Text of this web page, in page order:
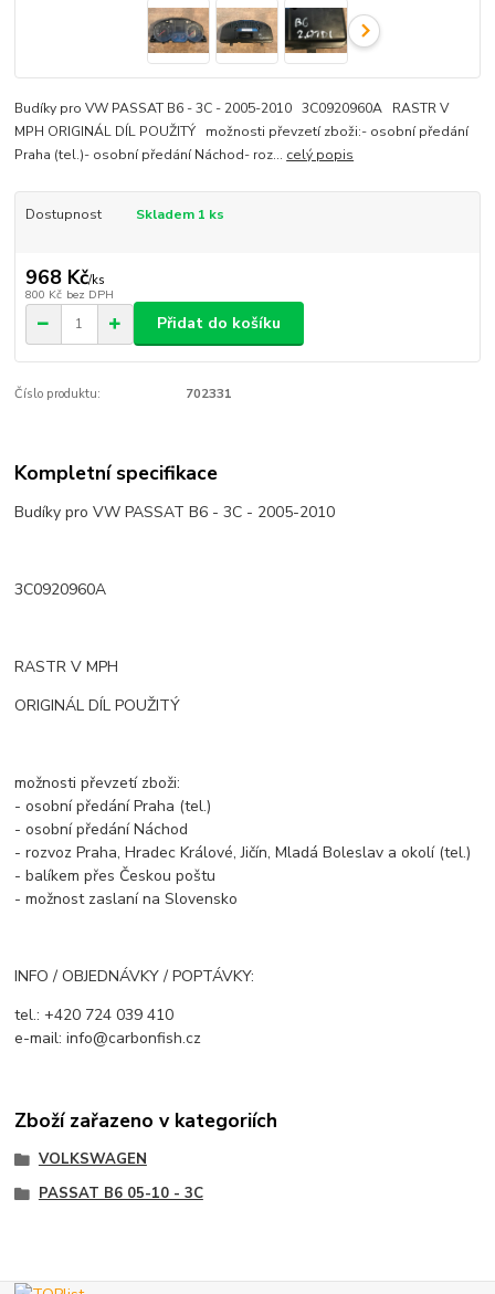
Budíky pro VW PASSAT B6 - 3C - 2005-2010 3C0920960A RASTR V
MPH ORIGINÁL DÍL POUŽITÝ možnosti převzetí zboži:- osobní předání
Praha (tel.)- osobní předání Náchod- roz... celý popis
Dostupnost Skladem 1 ks
968 Kč/ks
800 Kč bez DPH
Přidat do košíku
Číslo produktu: 702331
Kompletní specifikace
Budíky pro VW PASSAT B6 - 3C - 2005-2010
3C0920960A
RASTR V MPH
ORIGINÁL DÍL POUŽITÝ
možnosti převzetí zboži:
- osobní předání Praha (tel.)
- osobní předání Náchod
- rozvoz Praha, Hradec Králové, Jičín, Mladá Boleslav a okolí (tel.)
- balíkem přes Českou poštu
- možnost zaslaní na Slovensko
INFO / OBJEDNÁVKY / POPTÁVKY:
tel.: +420 724 039 410
e-mail: info@carbonfish.cz
Zboží zařazeno v kategoriích
VOLKSWAGEN
PASSAT B6 05-10 - 3C